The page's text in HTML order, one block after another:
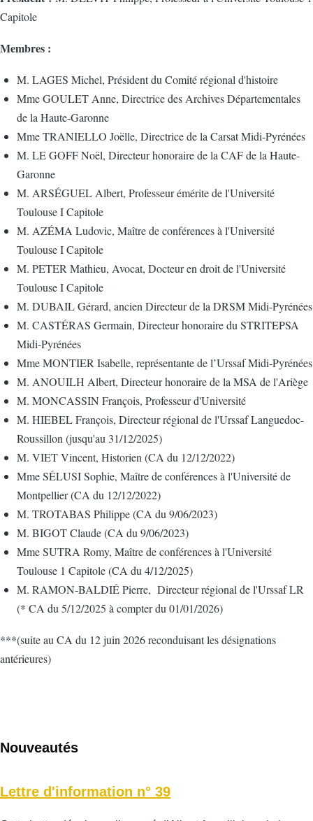
Capitole
Membres :
M. LAGES Michel, Président du Comité régional d'histoire
Mme GOULET Anne, Directrice des Archives Départementales
de la Haute-Garonne
Mme TRANIELLO Joëlle, Directrice de la Carsat Midi-Pyrénées
M. LE GOFF Noël, Directeur honoraire de la CAF de la Haute-
Garonne
M. ARSÉGUEL Albert, Professeur émérite de l'Université
Toulouse I Capitole
M. AZÉMA Ludovic, Maître de conférences à l'Université
Toulouse I Capitole
M. PETER Mathieu, Avocat, Docteur en droit de l'Université
Toulouse I Capitole
M. DUBAIL Gérard, ancien Directeur de la DRSM Midi-Pyrénées
M. CASTÉRAS Germain, Directeur honoraire du STRITEPSA
Midi-Pyrénées
Mme MONTIER Isabelle, représentante de l’Urssaf Midi-Pyrénées
M. ANOUILH Albert, Directeur honoraire de la MSA de l'Ariège
M. MONCASSIN François, Professeur d'Université
M. HIEBEL François, Directeur régional de l'Urssaf Languedoc-
Roussillon (jusqu'au 31/12/2025)
M. VIET Vincent, Historien (CA du 12/12/2022)
Mme SÉLUSI Sophie, Maître de conférences à l'Université de
Montpellier (CA du 12/12/2022)
M. TROTABAS Philippe (CA du 9/06/2023)
M. BIGOT Claude (CA du 9/06/2023)
Mme SUTRA Romy, Maître de conférences à l'Université
Toulouse 1 Capitole (CA du 4/12/2025)
M. RAMON-BALDIÉ Pierre, Directeur régional de l'Urssaf LR
(* CA du 5/12/2025 à compter du 01/01/2026)
***(suite au CA du 12 juin 2026 reconduisant les désignations
antérieures)
Nouveautés
Lettre d'information n° 39